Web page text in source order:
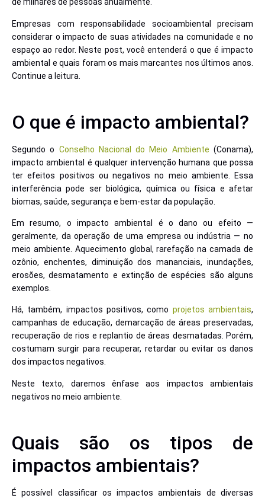
Empresas com responsabilidade socioambiental precisam
considerar o impacto de suas atividades na comunidade e no
espaço ao redor. Neste post, você entenderá o que é impacto
ambiental e quais foram os mais marcantes nos últimos anos.
Continue a leitura.
O que é impacto ambiental?
Segundo o Conselho Nacional do Meio Ambiente (Conama),
impacto ambiental é qualquer intervenção humana que possa
ter efeitos positivos ou negativos no meio ambiente. Essa
interferência pode ser biológica, química ou física e afetar
biomas, saúde, segurança e bem-estar da população.
Em resumo, o impacto ambiental é o dano ou efeito —
geralmente, da operação de uma empresa ou indústria — no
meio ambiente. Aquecimento global, rarefação na camada de
ozônio, enchentes, diminuição dos mananciais, inundações,
erosões, desmatamento e extinção de espécies são alguns
exemplos.
Há, também, impactos positivos, como projetos ambientais,
campanhas de educação, demarcação de áreas preservadas,
recuperação de rios e replantio de áreas desmatadas. Porém,
costumam surgir para recuperar, retardar ou evitar os danos
dos impactos negativos.
Neste texto, daremos ênfase aos impactos ambientais
negativos no meio ambiente.
Quais são os tipos de
impactos ambientais?
É possível classificar os impactos ambientais de diversas